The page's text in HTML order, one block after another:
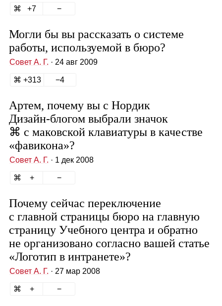
7
Могли бы вы рассказать о системе
работы, используемой в бюро?
Совет А. Г. · 24 авг 2009
313 4
Артем, почему вы с Нордик
Дизайн‑блогом выбрали значок
⌘ с маковской клавиатуры в качестве
«фавикона»?
Совет А. Г. · 1 дек 2008
Почему сейчас переключение
с главной страницы бюро на главную
страницу Учебного центра и обратно
не организовано согласно вашей статье
«Логотип в интранете»?
Совет А. Г. · 27 мар 2008